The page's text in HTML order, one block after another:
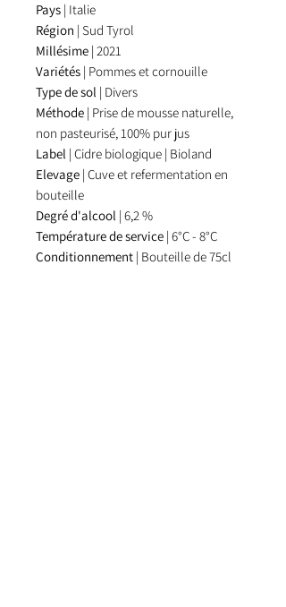
Pays | Italie
Région | Sud Tyrol
Millésime | 2021
Variétés | Pommes et cornouille
Type de sol | Divers
Méthode | Prise de mousse naturelle,
non pasteurisé, 100% pur jus
Label | Cidre biologique | Bioland
Elevage | Cuve et refermentation en
bouteille
Degré d'alcool | 6,2 %
Température de service | 6°C - 8°C
Conditionnement | Bouteille de 75cl